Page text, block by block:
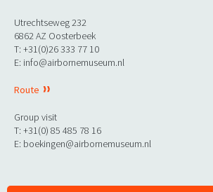
Utrechtseweg 232
6862 AZ Oosterbeek
T: +31(0)26 333 77 10
E: info@airbornemuseum.nl
Route
Group visit
T: +31(0) 85 485 78 16
E: boekingen@airbornemuseum.nl